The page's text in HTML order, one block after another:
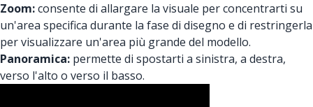
Zoom:consente di allargare la visuale per concentrarti su
un'area specifica durante la fase di disegno e di restringerla
per visualizzare un'area più grande del modello.
Panoramica: permette di spostarti a sinistra, a destra,
verso l'alto o verso il basso.